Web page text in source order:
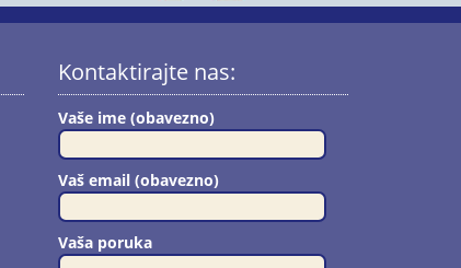
Kontaktirajte nas:
Vaše ime (obavezno)
Vaš email (obavezno)
Vaša poruka